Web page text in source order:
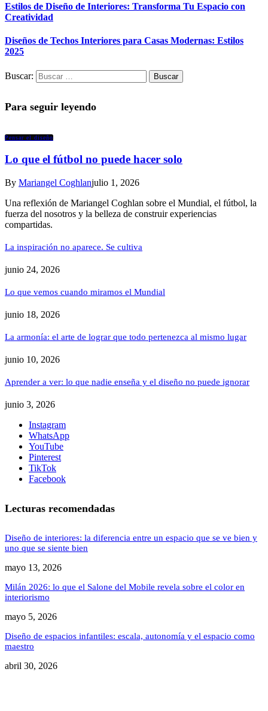
Estilos de Diseño de Interiores: Transforma Tu Espacio con
Creatividad
Diseños de Techos Interiores para Casas Modernas: Estilos
2025
Buscar:
Para seguir leyendo
Pensar el diseño
Lo que el fútbol no puede hacer solo
By Mariangel Coghlanjulio 1, 2026
Una reflexión de Mariangel Coghlan sobre el Mundial, el fútbol, la
fuerza del nosotros y la belleza de construir experiencias
compartidas.
La inspiración no aparece. Se cultiva
junio 24, 2026
Lo que vemos cuando miramos el Mundial
junio 18, 2026
La armonía: el arte de lograr que todo pertenezca al mismo lugar
junio 10, 2026
Aprender a ver: lo que nadie enseña y el diseño no puede ignorar
junio 3, 2026
Instagram
WhatsApp
YouTube
Pinterest
TikTok
Facebook
Lecturas recomendadas
Diseño de interiores: la diferencia entre un espacio que se ve bien y
uno que se siente bien
mayo 13, 2026
Milán 2026: lo que el Salone del Mobile revela sobre el color en
interiorismo
mayo 5, 2026
Diseño de espacios infantiles: escala, autonomía y el espacio como
maestro
abril 30, 2026